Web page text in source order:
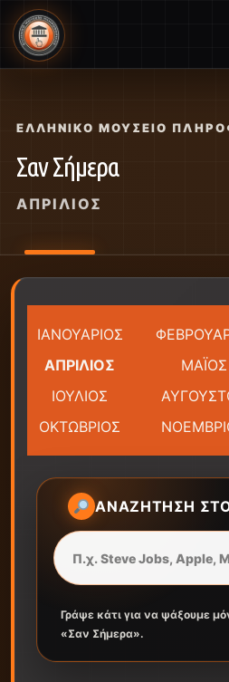
ΕΛΛΗΝΙΚΌ ΜΟΥΣΕΊΟ
Σαν Σήμερα
ΑΠΡΊΛΙΟΣ
ΙΑΝΟΥΑΡΙΟΣ
ΑΠΡΙΛΙΟΣ
ΜΑΪΟΣ
ΙΟΥΛΙΟΣ
ΟΚΤΩΒΡΙΟΣ
ΑΝΑΖΉΤΗΣΗ
Γράψε κάτι για να ψάξουμε
«Σαν Σήμερα».